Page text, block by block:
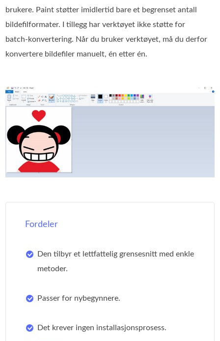
brukere. Paint støtter imidlertid bare et begrenset antall
bildefilformater. I tillegg har verktøyet ikke støtte for
batch‑konvertering. Når du bruker verktøyet, må du derfor
konvertere bildefiler manuelt, én etter én.
Fordeler
Den tilbyr et lettfattelig grensesnitt med enkle
metoder.
Passer for nybegynnere.
Det krever ingen installasjonsprosess.